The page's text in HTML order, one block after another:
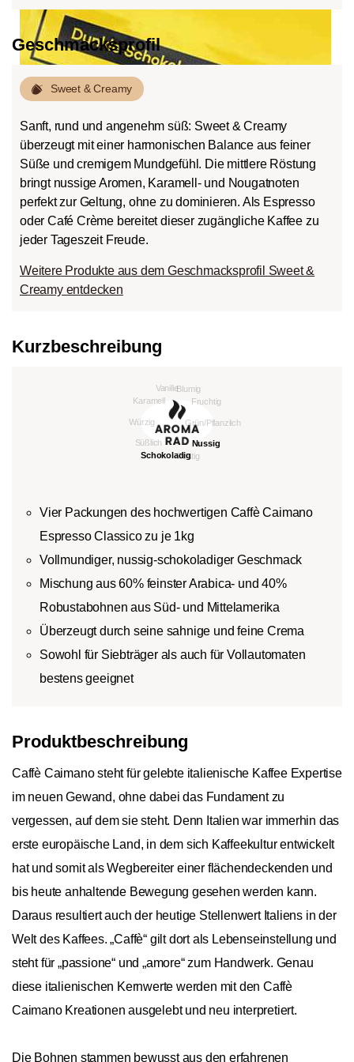
Geschmacksprofil
Sweet & Creamy
Sanft, rund und angenehm süß: Sweet & Creamy
überzeugt mit einer harmonischen Balance aus feiner
Süße und cremigem Mundgefühl. Die mittlere Röstung
bringt nussige Aromen, Karamell- und Nougatnoten
perfekt zur Geltung, ohne zu dominieren. Als Espresso
oder Café Crème bereitet dieser zugängliche Kaffee zu
jeder Tageszeit Freude.
Weitere Produkte aus dem Geschmacksprofil Sweet &
Creamy entdecken
Kurzbeschreibung
Vier Packungen des hochwertigen Caffè Caimano
Espresso Classico zu je 1kg
Vollmundiger, nussig-schokoladiger Geschmack
Mischung aus 60% feinster Arabica- und 40%
Robustabohnen aus Süd- und Mittelamerika
Überzeugt durch seine sahnige und feine Crema
Sowohl für Siebträger als auch für Vollautomaten
bestens geeignet
Produktbeschreibung
Caffè Caimano steht für gelebte italienische Kaffee Expertise
im neuen Gewand, ohne dabei das Fundament zu
vergessen, auf dem sie steht. Denn Italien war immerhin das
erste europäische Land, in dem sich Kaffeekultur entwickelt
hat und somit als Wegbereiter einer flächendeckenden und
bis heute anhaltende Bewegung gesehen werden kann.
Daraus resultiert auch der heutige Stellenwert Italiens in der
Welt des Kaffees. „Caffè“ gilt dort als Lebenseinstellung und
steht für „passione“ und „amore“ zum Handwerk. Genau
diese italienischen Kernwerte werden mit den Caffè
Caimano Kreationen ausgelebt und neu interpretiert.
Die Bohnen stammen bewusst aus den erfahrenen